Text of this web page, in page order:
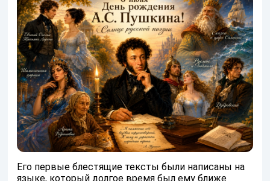
Его первые блестящие тексты были написаны на
языке, который долгое время был ему ближе